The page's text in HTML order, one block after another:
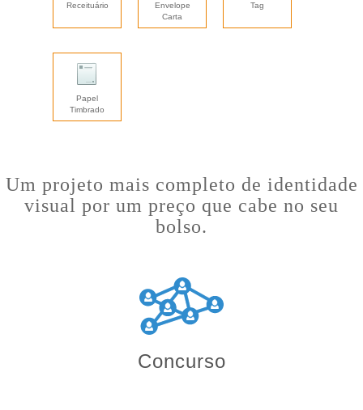
Receituário
Envelope
Carta
Tag
Papel
Timbrado
Um projeto mais completo de identidade
visual por um preço que cabe no seu
bolso.
Concurso